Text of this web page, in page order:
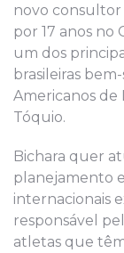
novo consultor
por 17 anos no
um dos
brasileiras
Americanos de
Tóquio.
Bichara quer
planejamento
internacionais
responsável
atletas que